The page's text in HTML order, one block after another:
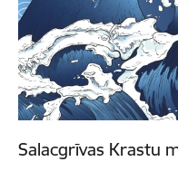
Salacgrīvas Krastu